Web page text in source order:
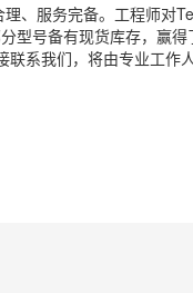
、服务完备。工程师对
型号备有现货库存，赢
系我们，将由专业工作人